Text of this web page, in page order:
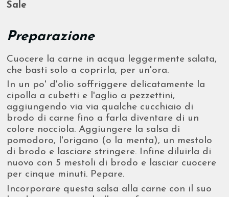
Sale
Preparazione
Cuocere la carne in acqua leggermente salata,
che basti solo a coprirla, per un'ora.
In un po' d'olio soffriggere delicatamente la
cipolla a cubetti e l'aglio a pezzettini,
aggiungendo via via qualche cucchiaio di
brodo di carne fino a farla diventare di un
colore nocciola. Aggiungere la salsa di
pomodoro, l'origano (o la menta), un mestolo
di brodo e lasciare stringere. Infine diluirla di
nuovo con 5 mestoli di brodo e lasciar cuocere
per cinque minuti. Pepare.
Incorporare questa salsa alla carne con il suo